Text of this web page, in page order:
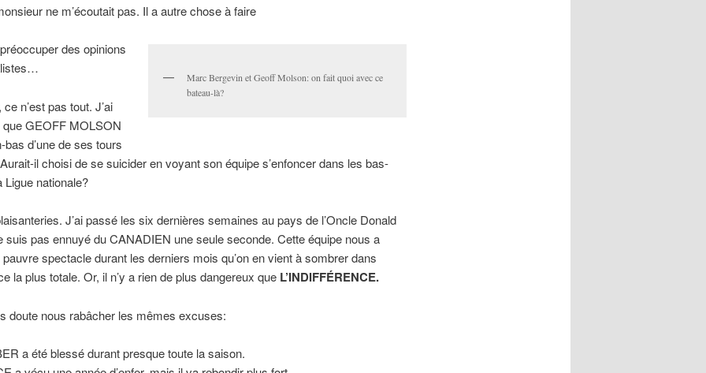
ne m’écoutait pas. Il a autre chose à faire
Marc Bergevin et Geoff Molson: on fait quoi avec ce
bateau-là?
des opinions
n’est pas tout. J’ai
GEOFF MOLSON
bas d’une de ses tours
il choisi de se suicider en voyant son équipe s’enfoncer dans les bas-
Ligue nationale?
J’ai passé les six dernières semaines au pays de l’Oncle Donald
suis pas ennuyé du CANADIEN une seule seconde. Cette équipe nous a
spectacle durant les derniers mois qu’on en vient à sombrer dans
la plus totale. Or, il n’y a rien de plus dangereux que L’INDIFFÉRENCE.
doute nous rabâcher les mêmes excuses:
a été blessé durant presque toute la saison.